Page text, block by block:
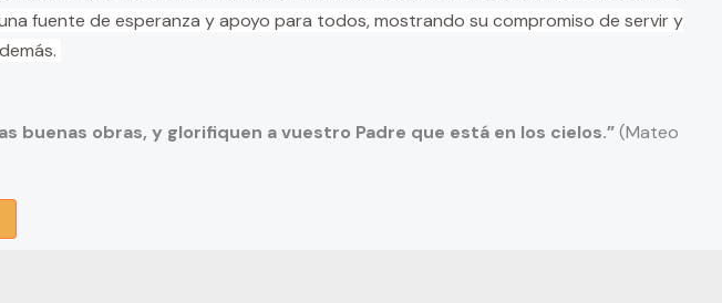
fuente de esperanza y apoyo para todos, mostrando su compromiso de servir y
obras, y glorifiquen a vuestro Padre que está en los cielos.”(Mateo